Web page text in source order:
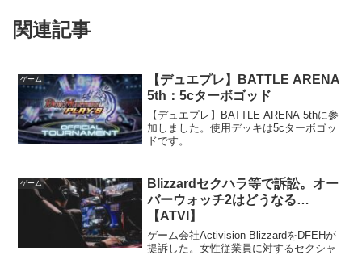
関連記事
ゲーム
【デュエプレ】BATTLE ARENA
5th：5cターボゴッド
【デュエプレ】BATTLE ARENA 5thに参
加しました。使用デッキは5cターボゴッ
ドです。
ゲーム
Blizzardセクハラ等で訴訟。オー
バーウォッチ2はどうなる…
【ATVI】
ゲーム会社Activision BlizzardをDFEHが
提訴した。女性従業員に対するセクシャ